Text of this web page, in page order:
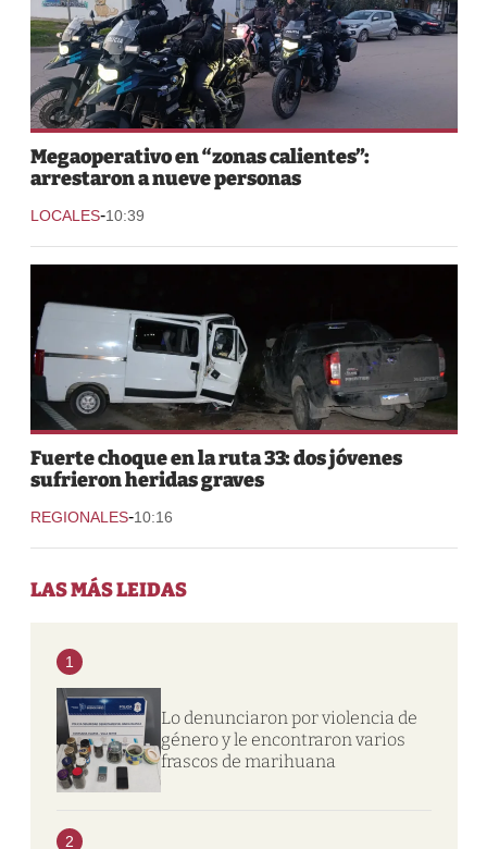
Megaoperativo en “zonas calientes”:
arrestaron a nueve personas
LOCALES-10:39
Fuerte choque en la ruta 33: dos jóvenes
sufrieron heridas graves
REGIONALES-10:16
LAS MÁS LEIDAS
1
Lo denunciaron por violencia de
género y le encontraron varios
frascos de marihuana
2